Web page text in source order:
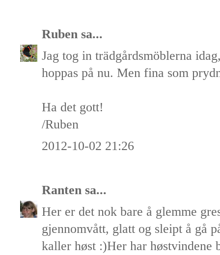
Ruben sa...
Jag tog in trädgårdsmöblerna
hoppas på nu. Men fina som
Ha det gott!
/Ruben
2012-10-02 21:26
Ranten sa...
Her er det nok bare å glemme
gjennomvått, glatt og sleipt å gå
kaller høst :)Her har høstvindene